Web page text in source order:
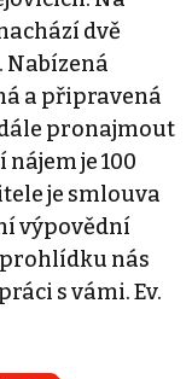
dvě
Nabízená
a připravená
pronajmout
je 100
je smlouva
výpovědní
nás
s vámi. Ev.